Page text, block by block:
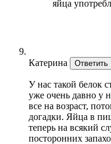
яйца
Катерина Ответить
У нас такой белок
уже очень давно у
все на возраст,
догадки. Яйца в
теперь на всякий
посторонних